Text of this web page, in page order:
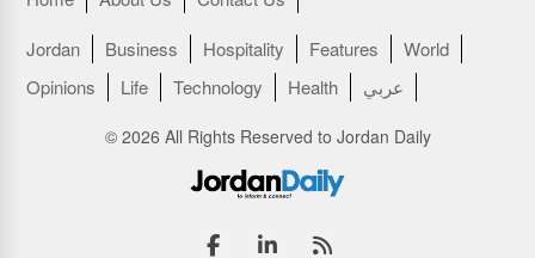
Jordan
Business Hospitality Features
World
Opinions
Life Technology Health عربي
© 2026 All Rights Reserved to Jordan Daily